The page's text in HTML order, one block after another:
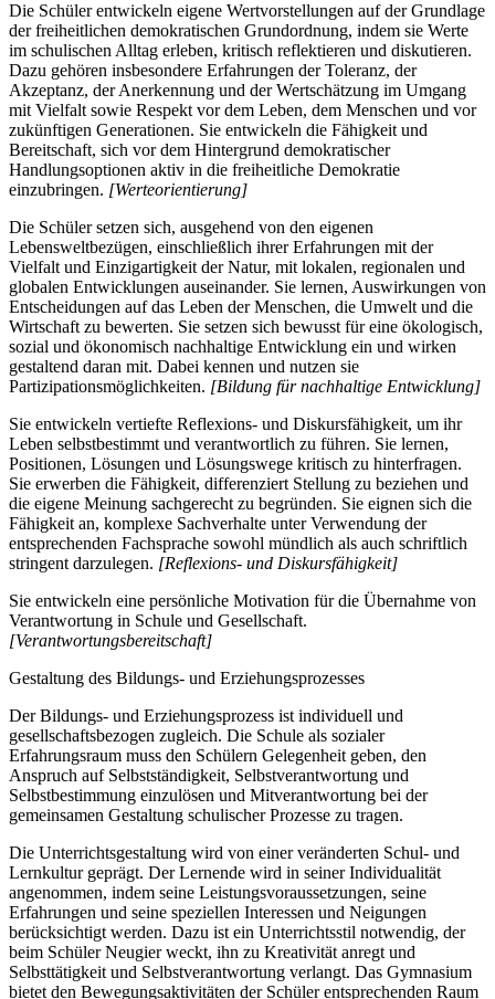
Die Schüler entwickeln eigene Wertvorstellungen auf der Grundlage
der freiheitlichen demokratischen Grundordnung, indem sie Werte
im schulischen Alltag erleben, kritisch reflektieren und diskutieren.
Dazu gehören insbesondere Erfahrungen der Toleranz, der
Akzeptanz, der Anerkennung und der Wertschätzung im Umgang
mit Vielfalt sowie Respekt vor dem Leben, dem Menschen und vor
zukünftigen Generationen. Sie entwickeln die Fähigkeit und
Bereitschaft, sich vor dem Hintergrund demokratischer
Handlungsoptionen aktiv in die freiheitliche Demokratie
einzubringen. [Werteorientierung]
Die Schüler setzen sich, ausgehend von den eigenen
Lebensweltbezügen, einschließlich ihrer Erfahrungen mit der
Vielfalt und Einzigartigkeit der Natur, mit lokalen, regionalen und
globalen Entwicklungen auseinander. Sie lernen, Auswirkungen von
Entscheidungen auf das Leben der Menschen, die Umwelt und die
Wirtschaft zu bewerten. Sie setzen sich bewusst für eine ökologisch,
sozial und ökonomisch nachhaltige Entwicklung ein und wirken
gestaltend daran mit. Dabei kennen und nutzen sie
Partizipationsmöglichkeiten. [Bildung für nachhaltige Entwicklung]
Sie entwickeln vertiefte Reflexions- und Diskursfähigkeit, um ihr
Leben selbstbestimmt und verantwortlich zu führen. Sie lernen,
Positionen, Lösungen und Lösungswege kritisch zu hinterfragen.
Sie erwerben die Fähigkeit, differenziert Stellung zu beziehen und
die eigene Meinung sachgerecht zu begründen. Sie eignen sich die
Fähigkeit an, komplexe Sachverhalte unter Verwendung der
entsprechenden Fachsprache sowohl mündlich als auch schriftlich
stringent darzulegen. [Reflexions- und Diskursfähigkeit]
Sie entwickeln eine persönliche Motivation für die Übernahme von
Verantwortung in Schule und Gesellschaft.
[Verantwortungsbereitschaft]
Gestaltung des Bildungs- und Erziehungsprozesses
Der Bildungs- und Erziehungsprozess ist individuell und
gesellschaftsbezogen zugleich. Die Schule als sozialer
Erfahrungsraum muss den Schülern Gelegenheit geben, den
Anspruch auf Selbstständigkeit, Selbstverantwortung und
Selbstbestimmung einzulösen und Mitverantwortung bei der
gemeinsamen Gestaltung schulischer Prozesse zu tragen.
Die Unterrichtsgestaltung wird von einer veränderten Schul- und
Lernkultur geprägt. Der Lernende wird in seiner Individualität
angenommen, indem seine Leistungsvoraussetzungen, seine
Erfahrungen und seine speziellen Interessen und Neigungen
berücksichtigt werden. Dazu ist ein Unterrichtsstil notwendig, der
beim Schüler Neugier weckt, ihn zu Kreativität anregt und
Selbsttätigkeit und Selbstverantwortung verlangt. Das Gymnasium
bietet den Bewegungsaktivitäten der Schüler entsprechenden Raum